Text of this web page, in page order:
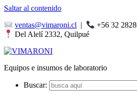
Saltar al contenido
ventas@vimaroni.cl | +56 32
Del Alelí 2332, Quilpué
Equipos e insumos de laboratorio
Buscar: